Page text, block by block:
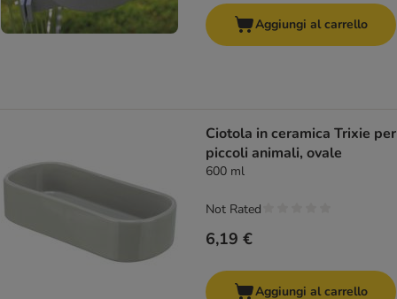
Aggiungi al carrello
Ciotola in ceramica Trixie per
piccoli animali, ovale
600 ml
6,19 €
Not Rated
Aggiungi al carrello